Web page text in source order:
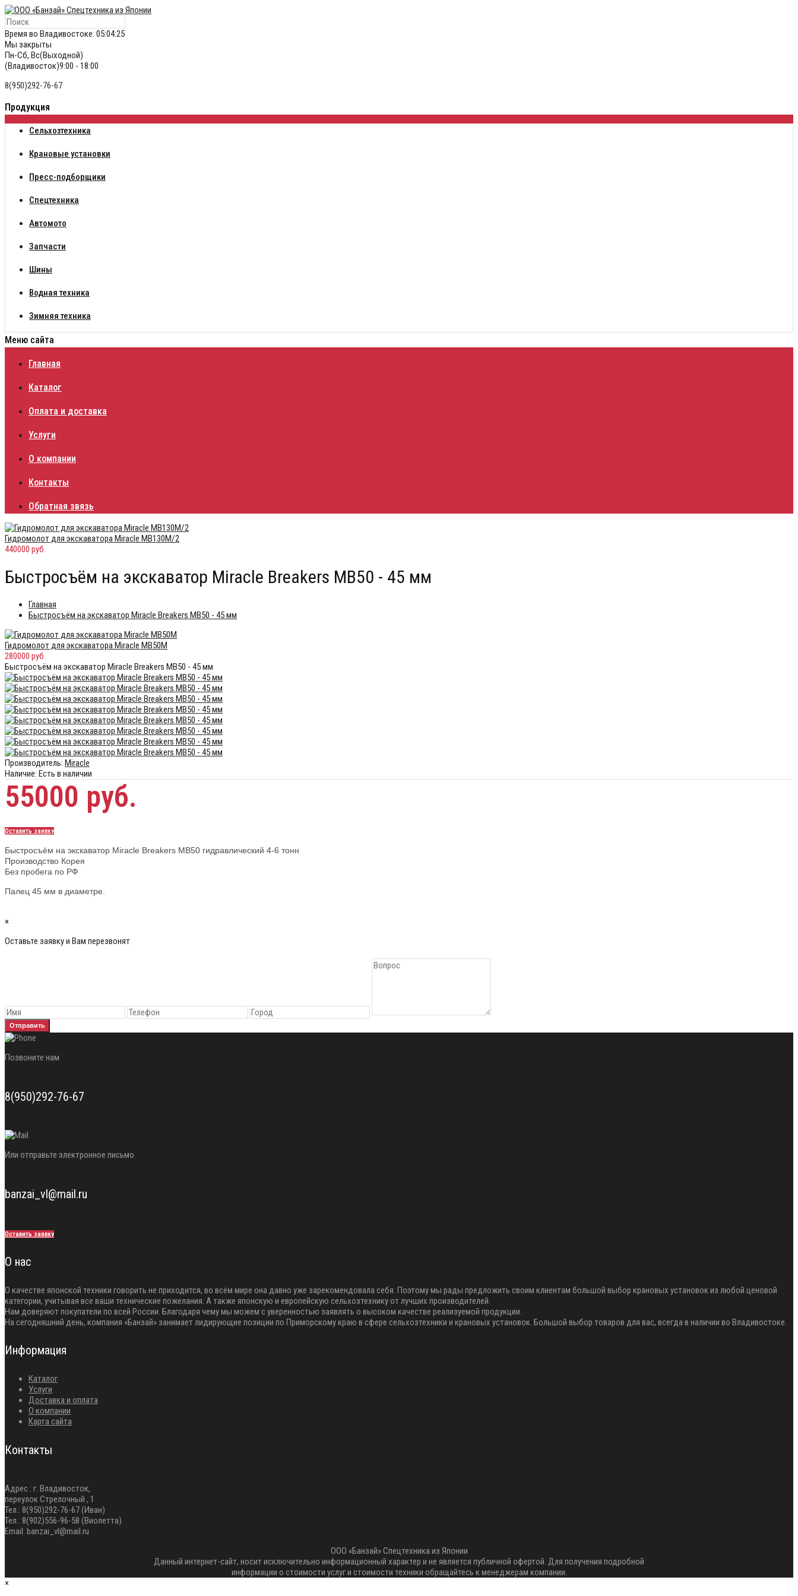
Время во Владивостоке: 05:04:25
Мы закрыты
Пн-Сб, Вс(Выходной)
(Владивосток)9:00 - 18:00
8(950)292-76-67
Продукция
Сельхозтехника
Крановые установки
Пресс-подборщики
Спецтехника
Автомото
Запчасти
Шины
Водная техника
Зимняя техника
Меню сайта
Главная
Каталог
Оплата и доставка
Услуги
О компании
Контакты
Обратная звязь
Гидромолот для экскаватора Miracle MB130M/2
440000 руб.
Быстросъём на экскаватор Miracle Breakers MB50 - 45 мм
Главная
Быстросъём на экскаватор Miracle Breakers MB50 - 45 мм
Гидромолот для экскаватора Miracle MB50M
280000 руб.
Быстросъём на экскаватор Miracle Breakers MB50 - 45 мм
Производитель: Miracle
Наличие: Есть в наличии
55000 руб.
Оставить заявку
Быстросъём на экскаватор Miracle Breakers MB50 гидравлический 4-6 тонн
Производство Корея
Без пробега по РФ
Палец 45 мм в диаметре.
×
Оставьте заявку и Вам перезвонят
Отправить
Позвоните нам
8(950)292-76-67
Или отправьте электронное письмо
banzai_vl@mail.ru
Оставить заявку
О нас
О качестве японской техники говорить не приходится, во всём мире она давно уже зарекомендовала себя. Поэтому мы рады предложить своим клиентам большой выбор крановых установок из любой ценовой
категории, учитывая все ваши технические пожелания. А также японскую и европейскую сельхозтехнику от лучших производителей.
Нам доверяют покупатели по всей России. Благодаря чему мы можем с уверенностью заявлять о высоком качестве реализуемой продукции.
На сегодняшний день, компания «Банзай» занимает лидирующие позиции по Приморскому краю в сфере сельхозтехники и крановых установок. Большой выбор товаров для вас, всегда в наличии во Владивостоке.
Информация
Каталог
Услуги
Доставка и оплата
О компании
Карта сайта
Контакты
Адрес : г. Владивосток,
переулок Стрелочный , 1
Тел.: 8(950)292-76-67 (Иван)
Тел.: 8(902)556-96-58 (Виолетта)
Email: banzai_vl@mail.ru
ООО «Банзай» Спецтехника из Японии
Данный интернет-сайт, носит исключительно информационный характер и не является публичной офертой. Для получения подробной
информации о стоимости услуг и стоимости техники обращайтесь к менеджерам компании.
×